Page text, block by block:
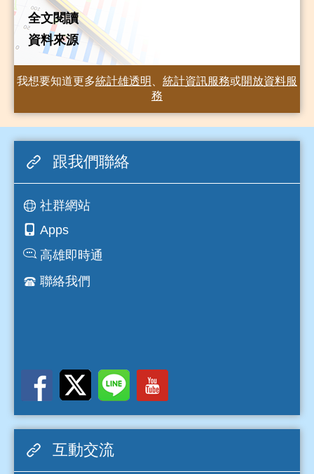
全文閱讀
資料來源
我想要知道更多統計雄透明 統計資訊服務或開放資料服
務
跟我們聯絡
社群網站
Apps
高雄即時通
聯絡我們
互動交流